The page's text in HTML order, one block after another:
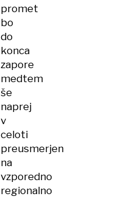
promet
bo
do
konca
zapore
medtem
še
naprej
v
celoti
preusmerjen
na
vzporedno
regionalno